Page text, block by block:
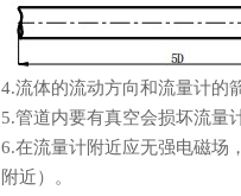
4.流体的流动方向和流量计的箭
5.管道内要有真空会损坏流量计的
6.在流量计附近应无强电磁场
附近）。